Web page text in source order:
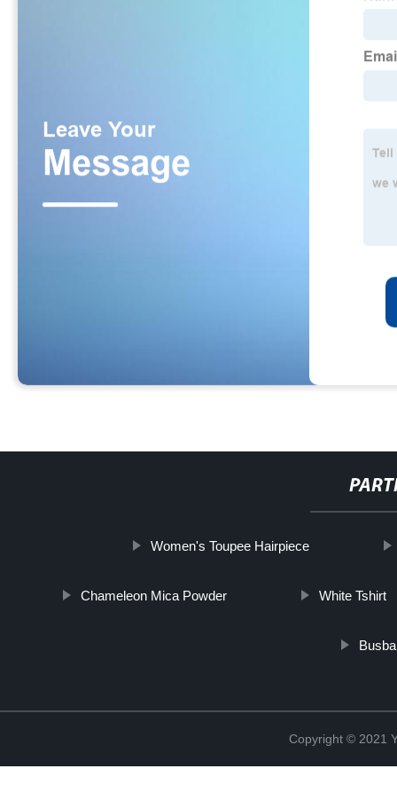
Women's Toupee Hairpiece
Chameleon Mica Powder White Tshirt
Copyright © 2021